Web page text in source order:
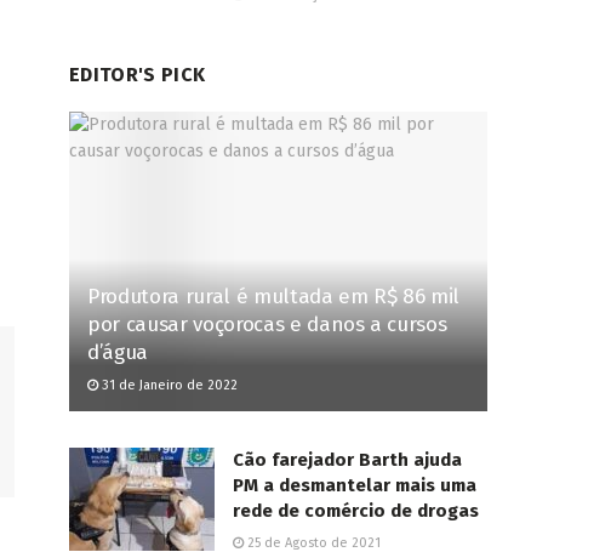
EDITOR'S PICK
Produtora rural é multada em R$ 86 mil
por causar voçorocas e danos a cursos
d’água
31 de Janeiro de 2022
Cão farejador Barth ajuda
PM a desmantelar mais uma
rede de comércio de drogas
25 de Agosto de 2021